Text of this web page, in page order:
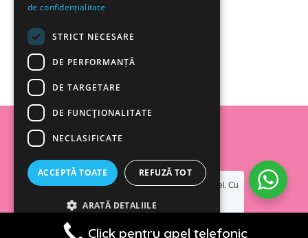
Politica de Confidențialitate
Salut! Sunt dr. Ana Oțel. Cu
ce te pot ajuta?
Click pentru apel telefonic
de confidențialitate
STRICT NECESARE
DE PERFORMANȚĂ
DE TARGETARE
DE FUNCŢIONALITATE
NECLASIFICATE
ACCEPTĂ TOATE REFUZĂ TOT
ARATĂ DETALIILE
POWERED BY COOKIESCRIPT